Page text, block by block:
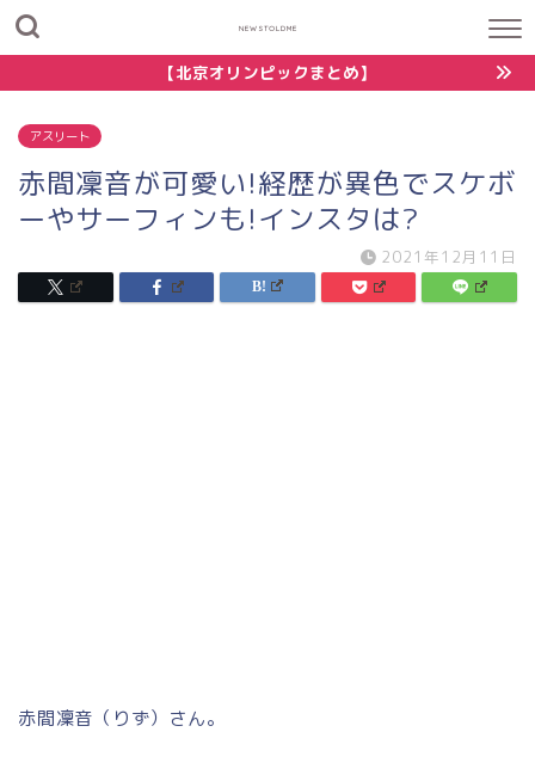
NEWSTOLDME
【北京オリンピックまとめ】
アスリート
赤間凜音が可愛い!経歴が異色でスケボ
ーやサーフィンも!インスタは?
2021年12月11日
赤間凜音（りず）さん。